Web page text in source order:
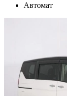
Автомат